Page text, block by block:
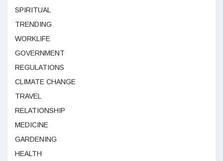
SPIRITUAL
TRENDING
WORKLIFE
GOVERNMENT
REGULATIONS
CLIMATE CHANGE
TRAVEL
RELATIONSHIP
MEDICINE
GARDENING
HEALTH